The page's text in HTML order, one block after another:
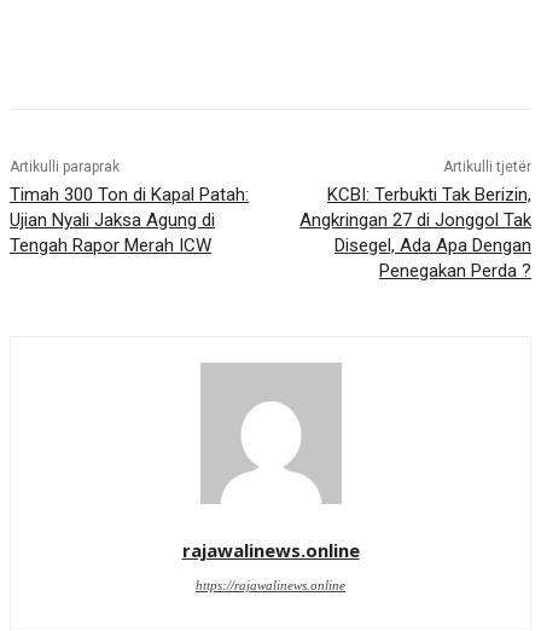
Artikulli paraprak
Timah 300 Ton di Kapal Patah:
Ujian Nyali Jaksa Agung di
Tengah Rapor Merah ICW
Artikulli tjetër
KCBI: Terbukti Tak Berizin,
Angkringan 27 di Jonggol Tak
Disegel, Ada Apa Dengan
Penegakan Perda ?
rajawalinews.online
https://rajawalinews.online